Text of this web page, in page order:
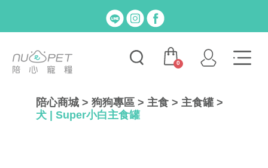
0
陪心商城 > 狗狗專區 > 主食 > 主食罐>
犬 | Super小白主食罐